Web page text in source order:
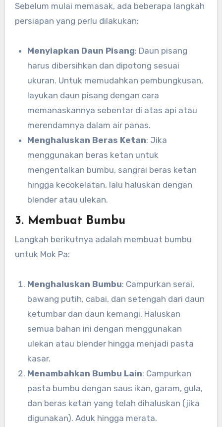
Sebelum mulai memasak, ada beberapa langkah
persiapan yang perlu dilakukan:
Menyiapkan Daun Pisang: Daun pisang
harus dibersihkan dan dipotong sesuai
ukuran. Untuk memudahkan pembungkusan,
layukan daun pisang dengan cara
memanaskannya sebentar di atas api atau
merendamnya dalam air panas.
Menghaluskan Beras Ketan: Jika
menggunakan beras ketan untuk
mengentalkan bumbu, sangrai beras ketan
hingga kecokelatan, lalu haluskan dengan
blender atau ulekan.
3. Membuat Bumbu
Langkah berikutnya adalah membuat bumbu
untuk Mok Pa:
Menghaluskan Bumbu: Campurkan serai,
bawang putih, cabai, dan setengah dari daun
ketumbar dan daun kemangi. Haluskan
semua bahan ini dengan menggunakan
ulekan atau blender hingga menjadi pasta
kasar.
Menambahkan Bumbu Lain: Campurkan
pasta bumbu dengan saus ikan, garam, gula,
dan beras ketan yang telah dihaluskan (jika
digunakan). Aduk hingga merata.